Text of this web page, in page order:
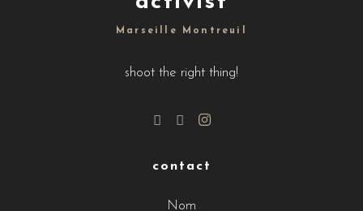
Marseille Montreuil
shoot the right thing!
contact